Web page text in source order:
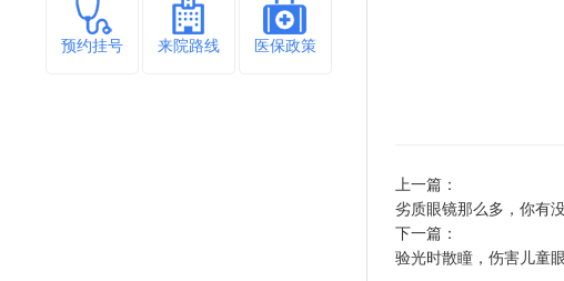
预约挂号 来院路线 医保政策
上一篇：
劣质眼镜那么多，你有
下一篇：
验光时散瞳，伤害儿童